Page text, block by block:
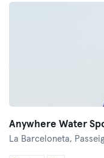
Anywhere Water
La Barceloneta,